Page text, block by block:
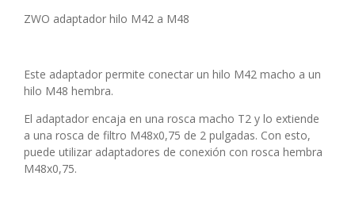
ZWO adaptador hilo M42 a M48
Este adaptador permite conectar un hilo M42 macho a un
hilo M48 hembra.
El adaptador encaja en una rosca macho T2 y lo extiende
a una rosca de filtro M48x0,75 de 2 pulgadas. Con esto,
puede utilizar adaptadores de conexión con rosca hembra
M48x0,75.